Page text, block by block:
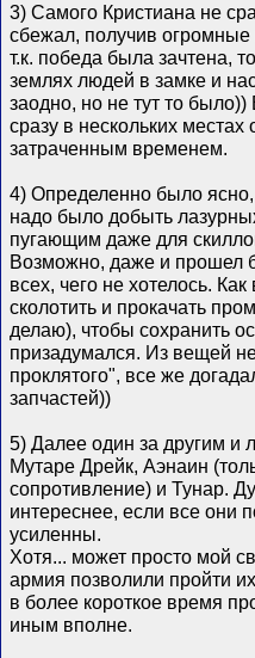
3) Самого Кристиана не
сбежал, получив
т.к. победа была зачтена,
землях людей в замке и
заодно, но не тут то
сразу в нескольких
затраченным временем.
4) Определенно было
надо было добыть
пугающим даже для
Возможно, даже и прошел
всех, чего не хотелось.
сколотить и прокачать
делаю), чтобы сохранить
призадумался. Из вещей
проклятого", все же
запчастей))
5) Далее один за другим и
Мутаре Дрейк, Аэнаин
сопротивление) и Тунар.
интереснее, если все они
усиленны.
Хотя... может просто мой
армия позволили пройти
в более короткое время
иным вполне.